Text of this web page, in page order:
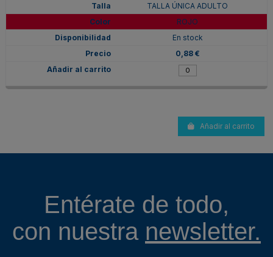
TALLA ÚNICA ADULTO
ROJO
En stock
0,88 €
Añadir al carrito
Entérate de todo,
con nuestra newsletter.